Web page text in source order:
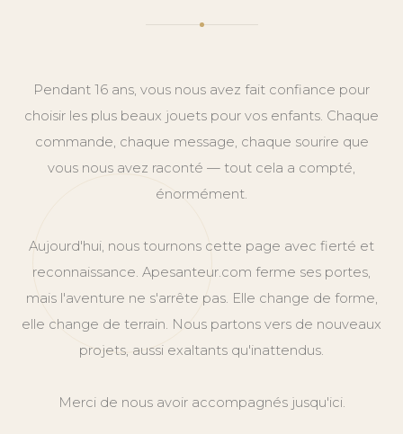
Pendant 16 ans, vous nous avez fait confiance pour
choisir les plus beaux jouets pour vos enfants. Chaque
commande, chaque message, chaque sourire que
vous nous avez raconté — tout cela a compté,
énormément.
Aujourd'hui, nous tournons cette page avec fierté et
reconnaissance. Apesanteur.com ferme ses portes,
mais l'aventure ne s'arrête pas. Elle change de forme,
elle change de terrain. Nous partons vers de nouveaux
projets, aussi exaltants qu'inattendus.
Merci de nous avoir accompagnés jusqu'ici.